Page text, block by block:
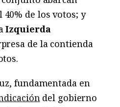
de los votos; y
Izquierda
de la contienda
fundamentada en
del gobierno